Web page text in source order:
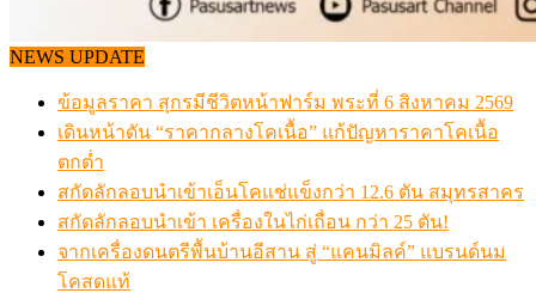
NEWS UPDATE
ข้อมูลราคา สุกรมีชีวิตหน้าฟาร์ม พระที่ 6 สิงหาคม 2569
เดินหน้าดัน “ราคากลางโคเนื้อ” แก้ปัญหาราคาโคเนื้อ
ตกต่ำ
สกัดลักลอบนำเข้าเอ็นโคแช่แข็งกว่า 12.6 ตัน สมุทรสาคร
สกัดลักลอบนำเข้า เครื่องในไก่เถื่อน กว่า 25 ตัน!
จากเครื่องดนตรีพื้นบ้านอีสาน สู่ “แคนมิลค์” แบรนด์นม
โคสดแท้